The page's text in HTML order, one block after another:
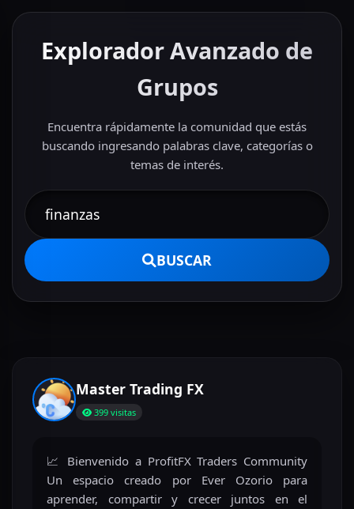
Explorador Avanzado de
Grupos
Encuentra rápidamente la comunidad que estás
buscando ingresando palabras clave, categorías o
temas de interés.
BUSCAR
Master Trading FX
399 visitas
📈 Bienvenido a ProfitFX Traders Community
Un espacio creado por Ever Ozorio para
aprender, compartir y crecer juntos en el